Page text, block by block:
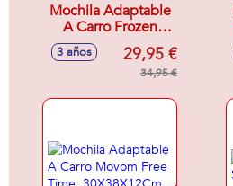
Mochila Adaptable
A Carro Frozen
Strong Spirit
30X40X13Cm
3 años 29,95 €
34,95 €